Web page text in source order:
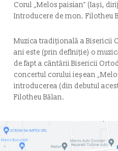
Corul „Melos paisian” (Iași,
Introducere de mon. Filotheu
Muzica tradiţională a Bisericii
ani este (prin definiţie) o
de fapt a cântării Bisericii
concertul corului ieșean
introducerea (din debutul
Filotheu Bălan.